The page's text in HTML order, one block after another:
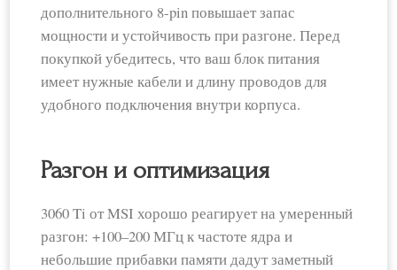
дополнительного 8‑pin повышает запас
мощности и устойчивость при разгоне. Перед
покупкой убедитесь, что ваш блок питания
имеет нужные кабели и длину проводов для
удобного подключения внутри корпуса.
Разгон и оптимизация
3060 Ti от MSI хорошо реагирует на умеренный
разгон: +100–200 МГц к частоте ядра и
небольшие прибавки памяти дадут заметный